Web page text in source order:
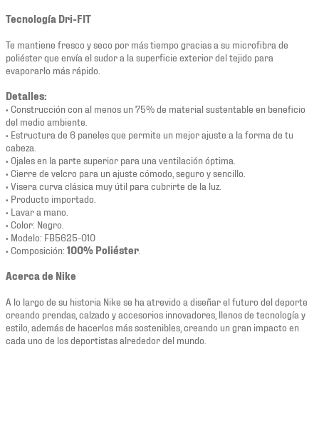
Tecnología Dri-FIT
Te mantiene fresco y seco por más tiempo gracias a su microfibra de
poliéster que envía el sudor a la superficie exterior del tejido para
evaporarlo más rápido.
Detalles:
• Construcción con al menos un 75% de material sustentable en beneficio
del medio ambiente.
• Estructura de 6 paneles que permite un mejor ajuste a la forma de tu
cabeza.
• Ojales en la parte superior para una ventilaciónóptima.
• Cierre de velcro para un ajuste cómodo, seguro y sencillo.
• Visera curva clásica muy útil para cubrirte de la luz.
• Producto importado.
• Lavar a mano.
• Color: Negro.
• Modelo: FB5625-010
• Composición: 100% Poliéster
Acerca de Nike
A lo largo de su historia Nike se ha atrevido a diseñar el futuro del deporte
creando prendas, calzado y accesorios innovadores, llenos de tecnología y
estilo, además de hacerlos más sostenibles, creando un gran impacto en
cada uno de los deportistas alrededor del mundo.